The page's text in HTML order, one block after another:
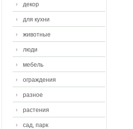
декор
для кухни
животные
люди
мебель
ограждения
разное
растения
сад, парк